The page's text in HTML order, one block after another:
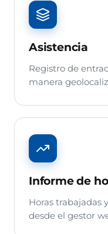
Asistencia
Registro de
manera
Informe de
Horas trabajadas
desde el gestor